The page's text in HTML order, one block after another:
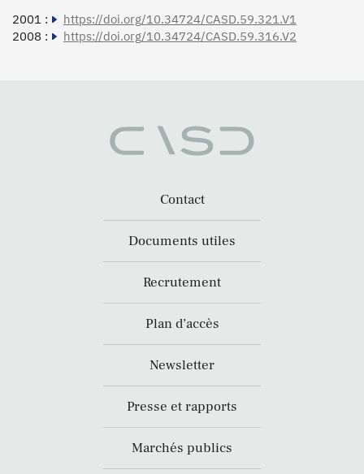
2001 :
https://doi.org/10.34724/CASD.59.321.V1
2008 :
https://doi.org/10.34724/CASD.59.316.V2
Contact
Documents utiles
Recrutement
Plan d’accès
Newsletter
Presse et rapports
Marchés publics